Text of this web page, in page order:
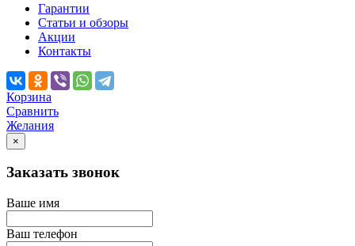
Гарантии
Статьи и обзоры
Акции
Контакты
Корзина
Сравнить
Желания
×
Заказать звонок
Ваше имя
Ваш телефон